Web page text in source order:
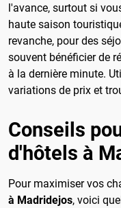
l'avance, surtout si
haute saison
revanche, pour des
souvent bénéficier de
à la dernière minute.
variations de prix et
Conseils
d'hôtels à
Pour maximiser vos
à Madridejos, voici